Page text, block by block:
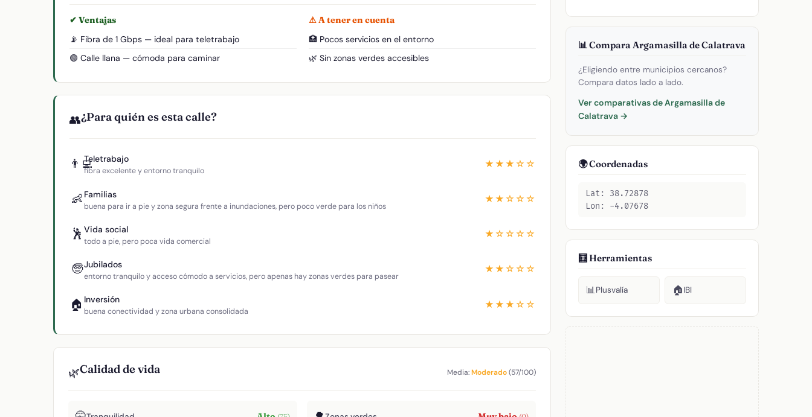
✔ Ventajas
📡 Fibra de 1 Gbps — ideal para teletrabajo
🟢 Calle llana — cómoda para caminar
⚠ A tener en cuenta
🏥 Pocos servicios en el entorno
🌿 Sin zonas verdes accesibles
👥¿Para quién es esta calle?
👨‍💻Teletrabajo
fibra excelente y entorno tranquilo
★★★☆☆
👶 Familias
buena para ir a pie y zona segura frente a inundaciones, pero poco verde para los niños
★★☆☆☆
🕺 Vida social
todo a pie, pero poca vida comercial
★☆☆☆☆
🧓Jubilados
entorno tranquilo y acceso cómodo a servicios, pero apenas hay zonas verdes para pasear
★★☆☆☆
🏠 Inversión
buena conectividad y zona urbana consolidada
★★★☆☆
🌿Calidad de vida Media:Moderado(57/100)
📊 Compara Argamasilla de Calatrava
¿Eligiendo entre municipios cercanos?
Compara datos lado a lado.
Ver comparativas de Argamasilla de
Calatrava →
🌍 Coordenadas
Lat: 38.72878
Lon: -4.07678
🧮 Herramientas
📊Plusvalía 🏠IBI